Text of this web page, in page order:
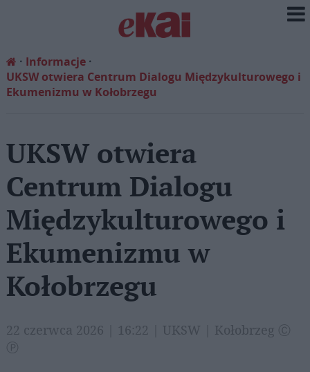
Informacje
UKSW otwiera Centrum Dialogu Międzykulturowego i
Ekumenizmu w Kołobrzegu
UKSW otwiera
Centrum Dialogu
Międzykulturowego i
Ekumenizmu w
Kołobrzegu
22 czerwca 2026 | 16:22 | UKSW | Kołobrzeg Ⓒ
Ⓟ